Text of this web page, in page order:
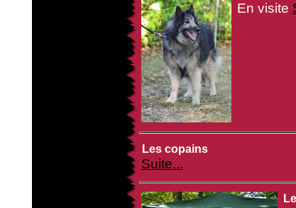
En visite
Les copains
Suite...